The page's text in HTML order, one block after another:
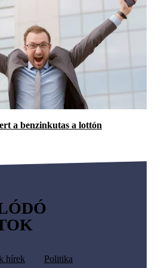
a benzinkutas a lottón
hírek Politika